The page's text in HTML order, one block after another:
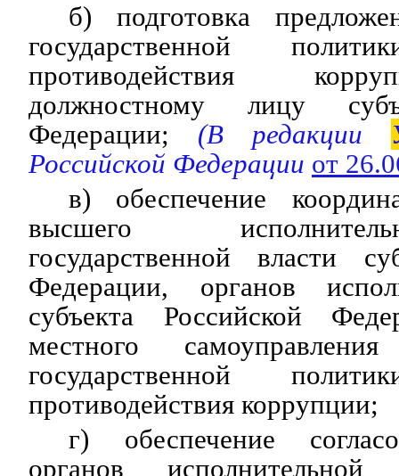
б) подготовка
государственной
противодействия
должностному лицу
Федерации; (В редакции
Российской Федерации от
в) обеспечение
высшего
государственной власти
Федерации, органов
субъекта Российской
местного
государственной
противодействия коррупции;
г) обеспечение
органов исполнительной